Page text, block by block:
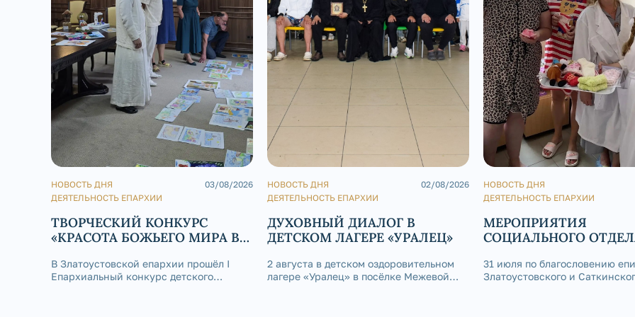
НОВОСТЬ ДНЯ
ДЕЯТЕЛЬНОСТЬ ЕПАРХИИ
03/08/2026
ТВОРЧЕСКИЙ КОНКУРС
«КРАСОТА БОЖЬЕГО МИРА В
В Златоустовской епархии прошёл I
Епархиальный конкурс детского
НОВОСТЬ ДНЯ
ДЕЯТЕЛЬНОСТЬ ЕПАРХИИ
02/08/2026
ДУХОВНЫЙ ДИАЛОГ В
ДЕТСКОМ ЛАГЕРЕ «УРАЛЕЦ»
2 августа в детском оздоровительном
лагере «Уралец» в посёлке Межевой
НОВОСТЬ ДНЯ
ДЕЯТЕЛЬНОСТЬ ЕПАРХИИ
МЕРОПРИЯТИЯ
СОЦИАЛЬНОГО
31 июля по благословению
Златоустовского и